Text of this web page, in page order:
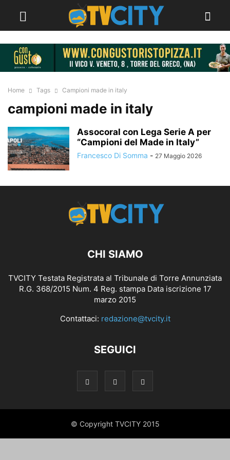
Home Tags Campioni made in italy
campioni made in italy
Assocoral con Lega Serie A per
“Campioni del Made in Italy”
Francesco Di Somma - 27 Maggio 2026
CHI SIAMO
TVCITY Testata Registrata al Tribunale di Torre Annunziata
R.G. 368/2015 Num. 4 Reg. stampa Data iscrizione 17
marzo 2015
Contattaci: redazione@tvcity.it
SEGUICI
© Copyright TVCITY 2015